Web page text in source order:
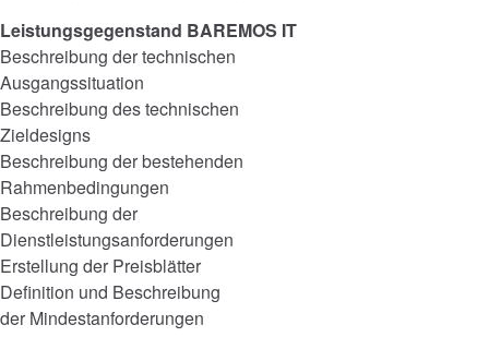
Leistungsgegenstand BAREMOS IT
Beschreibung der technischen
Ausgangssituation
Beschreibung des technischen
Zieldesigns
Beschreibung der bestehenden
Rahmenbedingungen
Beschreibung der
Dienstleistungsanforderungen
Erstellung der Preisblätter
Definition und Beschreibung
der Mindestanforderungen